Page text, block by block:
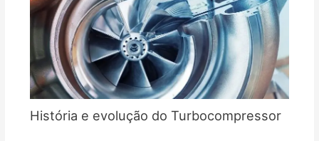
História e evolução do Turbocompressor